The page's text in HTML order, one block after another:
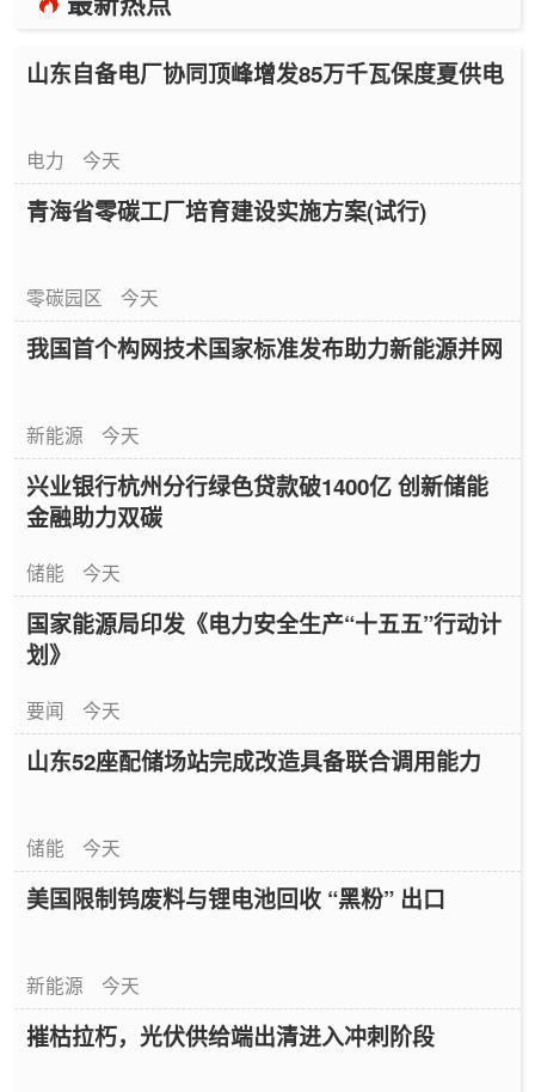
山东自备电厂协同顶峰增发85万千瓦保度夏供电
电力 今天
青海省零碳工厂培育建设实施方案(试行)
零碳园区 今天
我国首个构网技术国家标准发布助力新能源并网
新能源 今天
兴业银行杭州分行绿色贷款破1400亿 创新储能
金融助力双碳
储能 今天
国家能源局印发《电力安全生产“十五五”行动计
划》
要闻 今天
山东52座配储场站完成改造具备联合调用能力
储能 今天
美国限制钨废料与锂电池回收 “黑粉” 出口
新能源 今天
摧枯拉朽，光伏供给端出清进入冲刺阶段